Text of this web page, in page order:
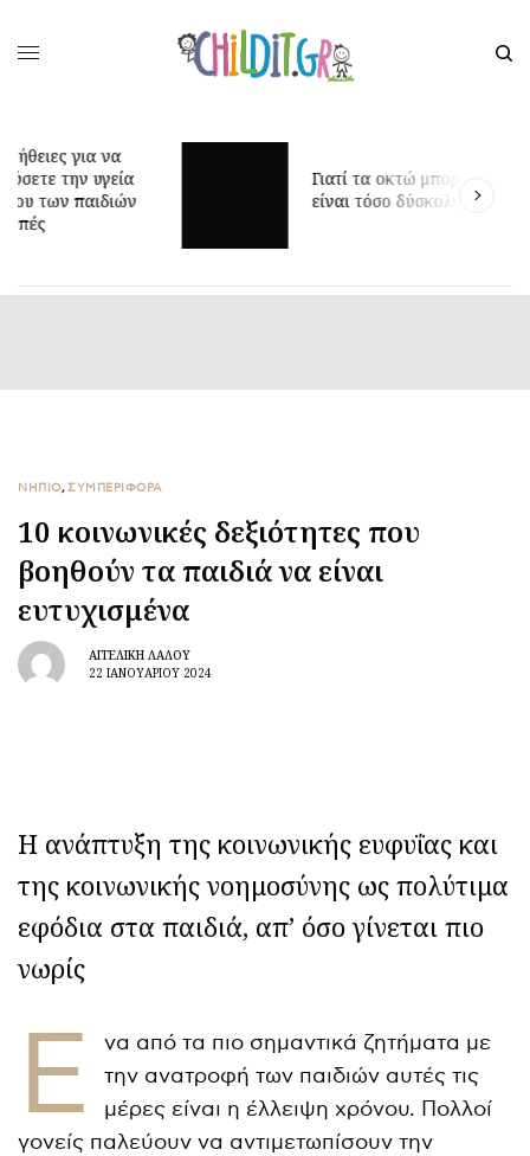
Γιατί τα οκτώ μπορεί να
είναι τόσο δύσκολη ηλικία;
ΝΗΠΙΟ,ΣΥΜΠΕΡΙΦΟΡΑ
10 κοινωνικές δεξιότητες που
βοηθούν τα παιδιά να είναι
ευτυχισμένα
ΑΓΓΕΛΙΚΉ ΛΆΛΟΥ
22 ΙΑΝΟΥΑΡΊΟΥ 2024
Η ανάπτυξη της κοινωνικής ευφυΐας και
της κοινωνικής νοημοσύνης ως πολύτιμα
εφόδια στα παιδιά, απ’ όσο γίνεται πιο
νωρίς
Έ
να από τα πιο σημαντικά ζητήματα με
την ανατροφή των παιδιών αυτές τις
μέρες είναι η έλλειψη χρόνου. Πολλοί
γονείς παλεύουν να αντιμετωπίσουν την